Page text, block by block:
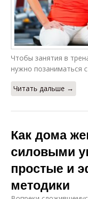
Чтобы занятия в
нужно позаниматься
Читать дальше →
Как дома
силовыми
простые и
методики